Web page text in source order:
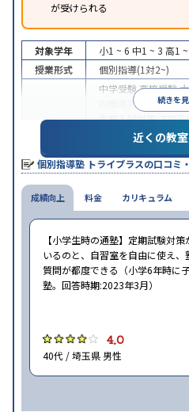
が受けられる
続きを
対象学年 小1 ~ 6 中1 ~ 3 高1
授業形式
個別指導(1対2~)
中学受験高校受験
内申点対策
学習習慣
推薦入試対策学校
共通テスト対策
科目別特化対策
特徴
応
学習にPC・タブ
能季節講習のみの受
近くの教
個別指導塾 トライプラスの口コミ
成績向上
【小学生時の通塾】定期試験対
いるのと、自習室を自由に使え、
質問が都度できる（小学6年時に
塾。回答時期:2023年3月）
4.0
40代 / 埼玉県 男性
料金 カリキュラム